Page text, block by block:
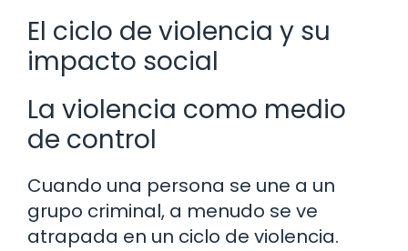
El ciclo de violencia y su
impacto social
La violencia como medio
de control
Cuando una persona se une a un
grupo criminal, a menudo se ve
atrapada en un ciclo de violencia.